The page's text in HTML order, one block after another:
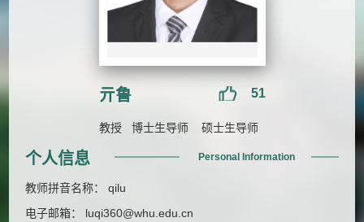
亓鲁 51
教授 博士生导师 硕士生导师
个人信息 Personal Information
教师拼音名称： qilu
电子邮箱： luqi360@whu.edu.cn